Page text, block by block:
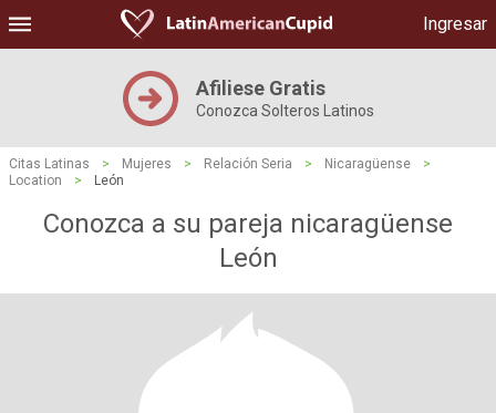
Ingresar
Afiliese Gratis
Conozca Solteros Latinos
Citas Latinas > Mujeres > Relación Seria > Nicaragüense
>
Location
> León
Conozca a su pareja nicaragüense
León